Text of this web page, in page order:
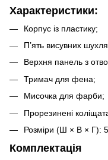
Характеристики:
Корпус із пластику;
П’ять висувних
Верхня панель з
Тримач для фена;
Мисочка для фарби;
Прорезинені
Розміри (Ш × В × Г):
Комплектація